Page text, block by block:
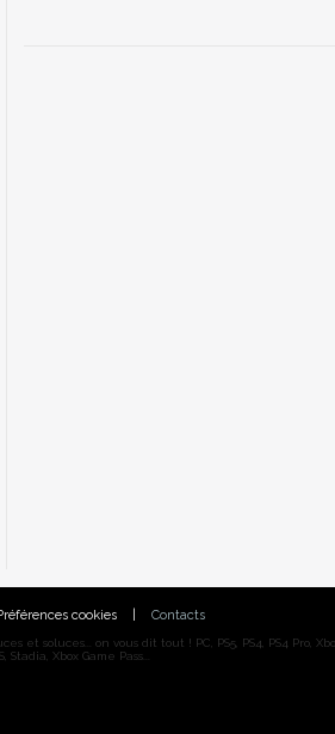
cookies Contacts
soluces... on vous dit tout ! PC, PS5, PS4, PS4 Pro,
Xbox Game Pass...